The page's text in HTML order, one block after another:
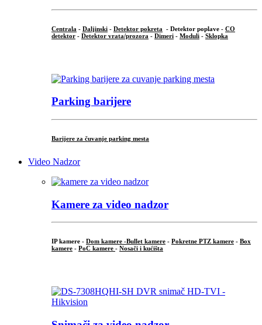
Centrala - Daljinski - Detektor pokreta - Detektor poplave - CO
detektor - Detektor vrata/prozora - Dimeri - Moduli - Sklopka
Parking barijere
Barijere za čuvanje parking mesta
Video Nadzor
Kamere za video nadzor
IP kamere - Dom kamere -Bullet kamere - Pokretne PTZ kamere - Box
kamere - PoC kamere - Nosači i kućišta